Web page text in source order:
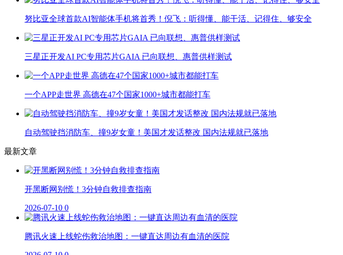
努比亚全球首款AI智能体手机将首秀！倪飞：听得懂、能干活、记得住、够安全
三星正开发AI PC专用芯片GAIA 已向联想、惠普供样测试
一个APP走世界 高德在47个国家1000+城市都能打车
自动驾驶挡消防车、撞9岁女童！美国才发话整改 国内法规就已落地
最新文章
开黑断网别慌！3分钟自救排查指南
2026-07-10 0
腾讯火速上线蛇伤救治地图：一键直达周边有血清的医院